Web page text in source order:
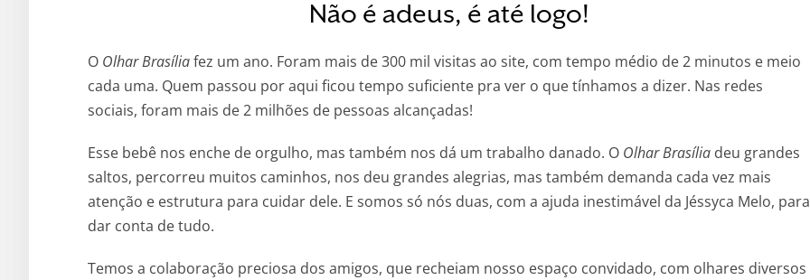
Não é adeus, é até logo!
O Olhar Brasíliafez um ano. Foram mais de 300 mil visitas ao site, com tempo médio de 2 minutos e meio
cada uma. Quem passou por aqui ficou tempo suficiente pra ver o que tínhamos a dizer. Nas redes
sociais, foram mais de 2 milhões de pessoas alcançadas!
Esse bebê nos enche de orgulho, mas também nos dá um trabalho danado. O Olhar Brasília deu grandes
saltos, percorreu muitos caminhos, nos deu grandes alegrias, mas também demanda cada vez mais
atenção e estrutura para cuidar dele. E somos só nós duas, com a ajuda inestimável da Jéssyca Melo, para
dar conta de tudo.
Temos a colaboração preciosa dos amigos, que recheiam nosso espaço convidado, com olhares diversos